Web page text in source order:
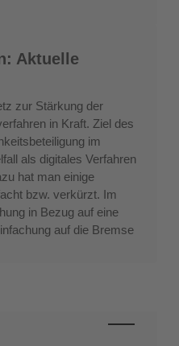
Aktuelle
zur Stärkung der
in Kraft. Ziel des
im
als digitales Verfahren
hat man einige
bzw. verkürzt. Im
in Bezug auf eine
auf die Bremse